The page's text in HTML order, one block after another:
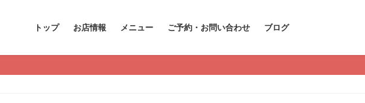
トップ お店情報 メニュー ご予約・お問い合わせ ブログ